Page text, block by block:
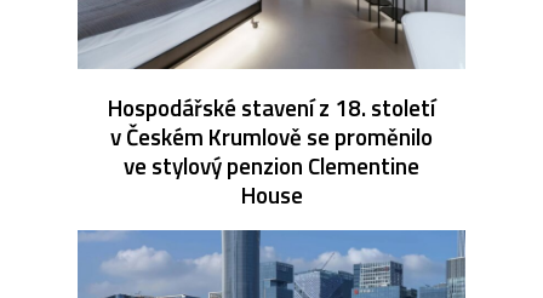
Hospodářské stavení z 18. století
v Českém Krumlově se proměnilo
ve stylový penzion Clementine
House